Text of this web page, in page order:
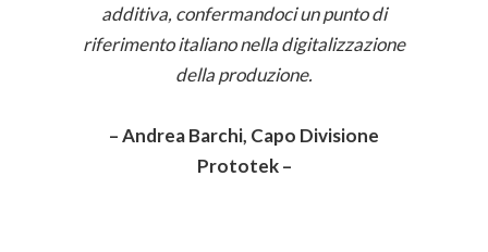
additiva, confermandoci un punto di
riferimento italiano nella digitalizzazione
della produzione.
– Andrea Barchi, Capo Divisione
Prototek –